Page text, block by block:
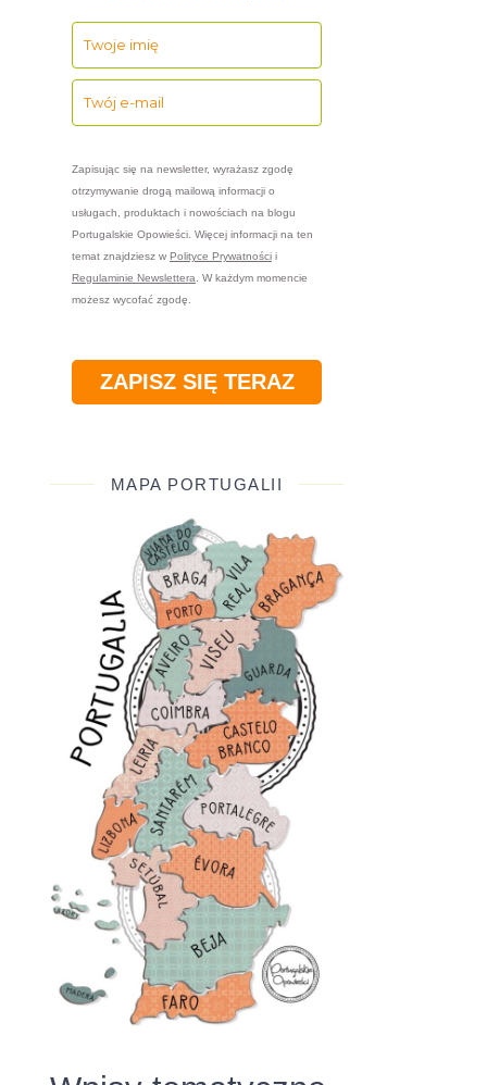
Zapisując się na newsletter, wyrażasz zgodę
otrzymywanie drogą mailową informacji o
usługach, produktach i nowościach na blogu
Portugalskie Opowieści. Więcej informacji na ten
temat znajdziesz w Polityce Prywatności i
Regulaminie Newslettera . W każdym momencie
możesz wycofać zgodę.
ZAPISZ SIĘ TERAZ
MAPA PORTUGALII